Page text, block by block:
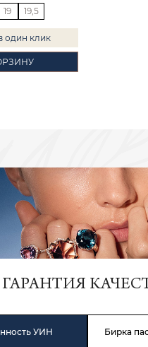
19 19,5
один клик
ГАРАНТИЯ
УИН Бирка